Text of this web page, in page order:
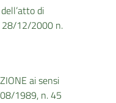
di
28/12/2000 n.
ai sensi
1989, n. 45